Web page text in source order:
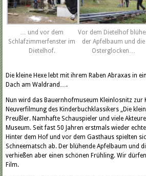
… und vor dem
Schlafzimmerfenster im
Dietelhof.
Vor dem Dietelhof
der Apfelbaum und die
Osterglocken…
Die kleine Hexe lebt mit ihrem Raben Abraxas in
Dach am Waldrand….
Nun wird das Bauernhofmuseum Kleinlosnitz zur
Neuverfilmung des Kinderbuchklassikers „Die
Preußler. Namhafte Schauspieler und viele
Museum. Seit fast 50 Jahren erstmals wieder
Hinter dem Hof und vor dem Gasthaus spielten
Schneematsch ab. Der blühende Apfelbaum und
verhießen aber einen schönen Frühling. Wir
Film.